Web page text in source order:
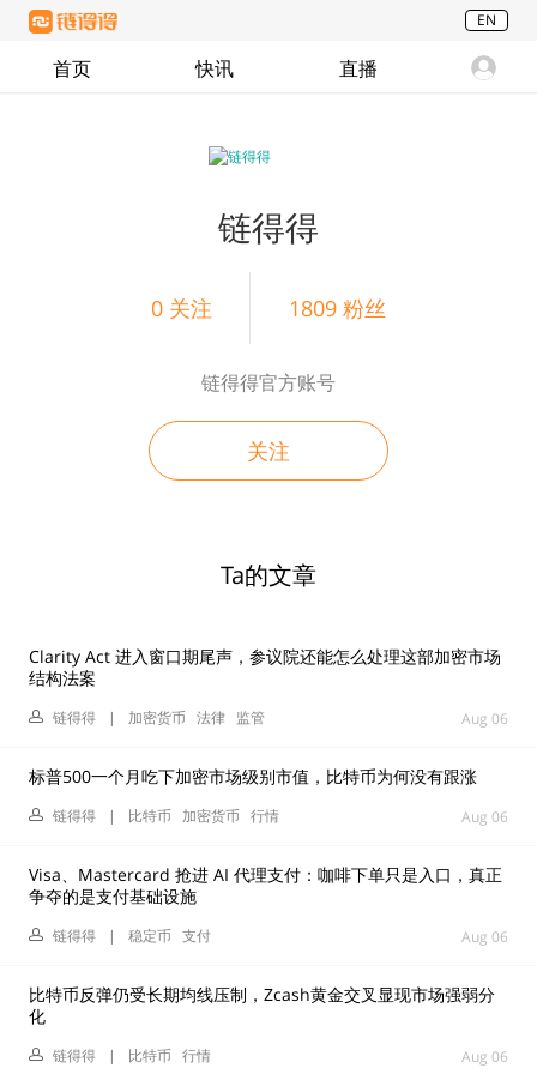
EN
首页 快讯 直播
链得得
0关注 1809 粉丝
链得得官方账号
关注
Ta的文章
Clarity Act 进入窗口期尾声，参议院还能怎么处理这部加密市场
结构法案
链得得 | 加密货币 法律 监管 Aug 06
标普500一个月吃下加密市场级别市值，比特币为何没有跟涨
链得得 | 比特币 加密货币 行情 Aug 06
Visa、Mastercard 抢进 AI 代理支付：咖啡下单只是入口，真正
争夺的是支付基础设施
链得得 | 稳定币 支付 Aug 06
比特币反弹仍受长期均线压制，Zcash黄金交叉显现市场强弱分
化
链得得 | 比特币 行情 Aug 06